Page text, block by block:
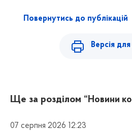
Повернутись до публікацій
Версія
Ще за розділом “Новини
07 серпня 2026 12:23